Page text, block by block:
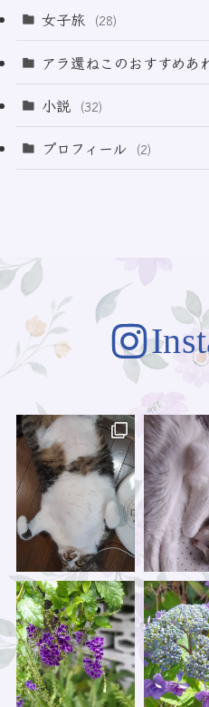
(3)
(21)
(73)
女子旅 (28)
アラ還ねこのおすすめあ
小説 (32)
プロフィール (2)